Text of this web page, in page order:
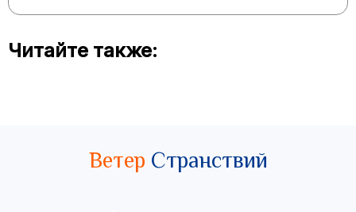
Читайте также:
Ветер Странствий